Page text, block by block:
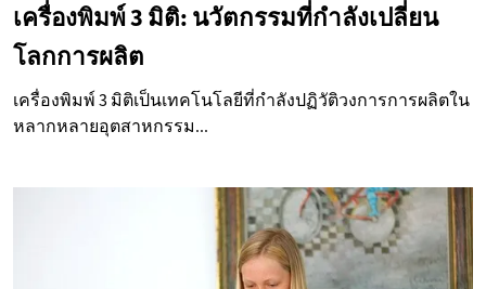
เครื่องพิมพ์ 3 มิติ: นวัตกรรมที่กำลังเปลี่ยน
โลกการผลิต
เครื่องพิมพ์ 3 มิติเป็นเทคโนโลยีที่กำลังปฏิวัติวงการการผลิตใน
หลากหลายอุตสาหกรรม...